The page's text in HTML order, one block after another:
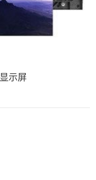
示屏